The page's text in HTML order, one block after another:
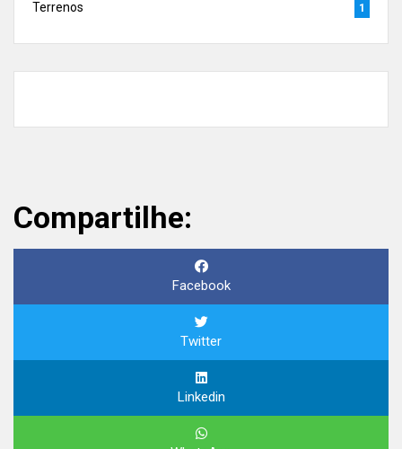
Terrenos 1
Compartilhe:
Facebook
Twitter
Linkedin